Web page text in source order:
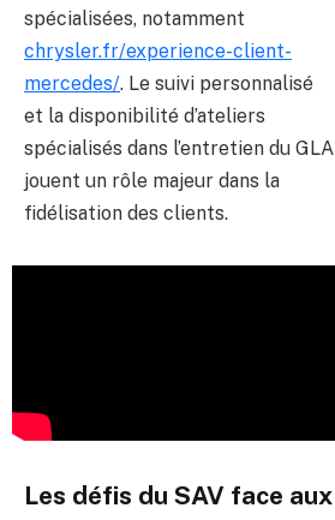
spécialisées, notamment
chrysler.fr/experience-client-
mercedes/. Le suivi personnalisé
et la disponibilité d’ateliers
spécialisés dans l’entretien du GLA
jouent un rôle majeur dans la
fidélisation des clients.
Les défis du SAV face aux